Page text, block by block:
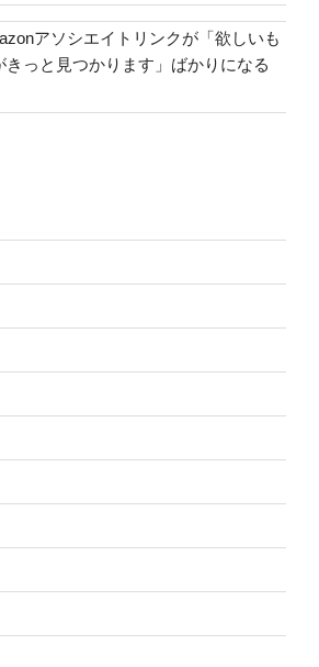
アソシエイトリンクが「欲しいも
きっと見つかります」ばかりになる